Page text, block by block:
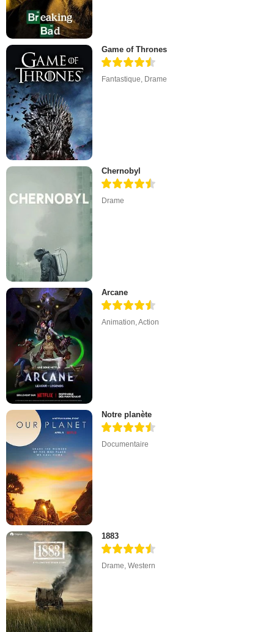
Game of Thrones
Fantastique Drame
Chernobyl
Drame
Arcane
Animation,Action
Notre planète
Documentaire
1883
Drame,Western